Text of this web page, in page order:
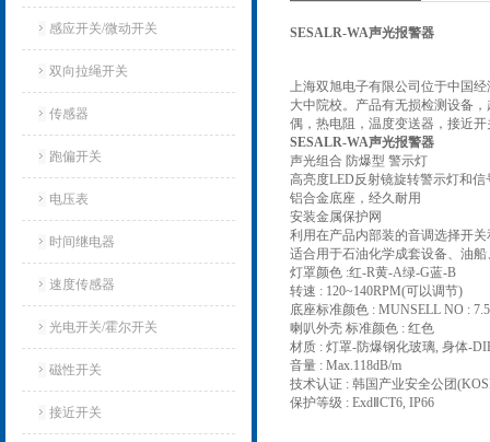
感应开关/微动开关
双向拉绳开关
传感器
跑偏开关
电压表
时间继电器
速度传感器
光电开关/霍尔开关
磁性开关
接近开关
SESALR-WA声光报警器
上海双旭电子有限公司位于中国
大中院校。产品有无损检测设备
偶，热电阻，温度变送器，接近
SESALR-WA声光报警器
声光组合 防爆型 警示灯
高亮度LED反射镜旋转警示灯和
铝合金底座，经久耐用
安装金属保护网
利用在产品内部装的音调选择开
适合用于石油化学成套设备、油
灯罩颜色 :红-R黄-A绿-G蓝-B
转速 : 120~140RPM(可以调节)
底座标准颜色 : MUNSELL NO :
喇叭外壳 标准颜色 : 红色
材质 : 灯罩-防爆钢化玻璃, 身体-
音量 : Max.118dB/m
技术认证 : 韩国产业安全公团
保护等级 : ExdⅡCT6, IP66